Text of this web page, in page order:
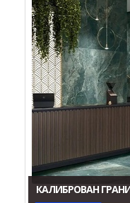
КАЛИБРОВАН